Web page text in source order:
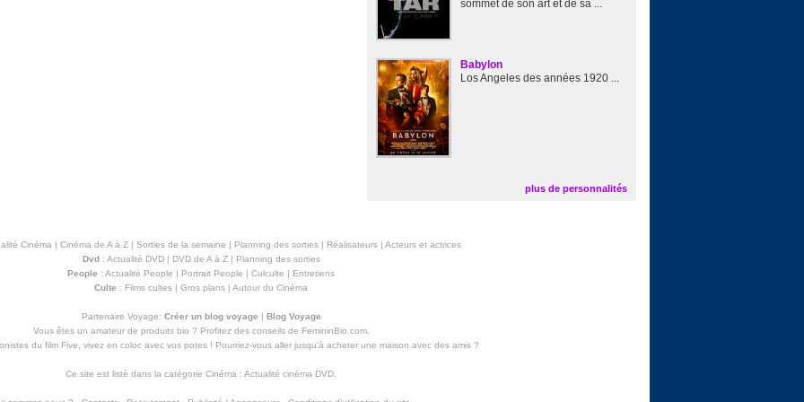
sommet de son art et de sa ...
Babylon
Los Angeles des années 1920 ...
plus de personnalités
Cinéma | Cinéma de A à Z| Sorties de la semaine | Planning des sorties| Réalisateurs| Acteurs et actrices
Dvd: Actualité DVD| DVD de A à Z| Planning des sorties
People : Actualité People | Portrait People | Culculte | Entretiens
Culte : Films cultes | Gros plans | Autour du Cinéma
Partenaire Voyage: Créer un blog voyage | Blog Voyage
Vous êtes un amateur de produits bio ? Profitez des conseils de FemininBio.com.
du film Five, vivez en coloc avec vos potes ! Pourriez-vous aller jusqu'à acheter une maison avec des amis?
Ce site est listé dans la catégorie Cinéma : Actualité cinéma DVD